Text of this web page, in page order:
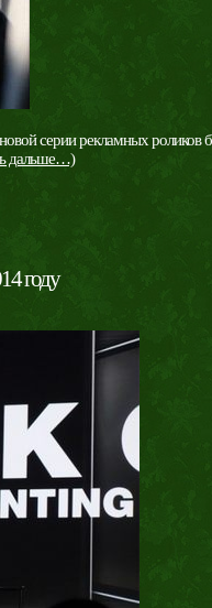
серии рекламных роликов
дальше…)
году